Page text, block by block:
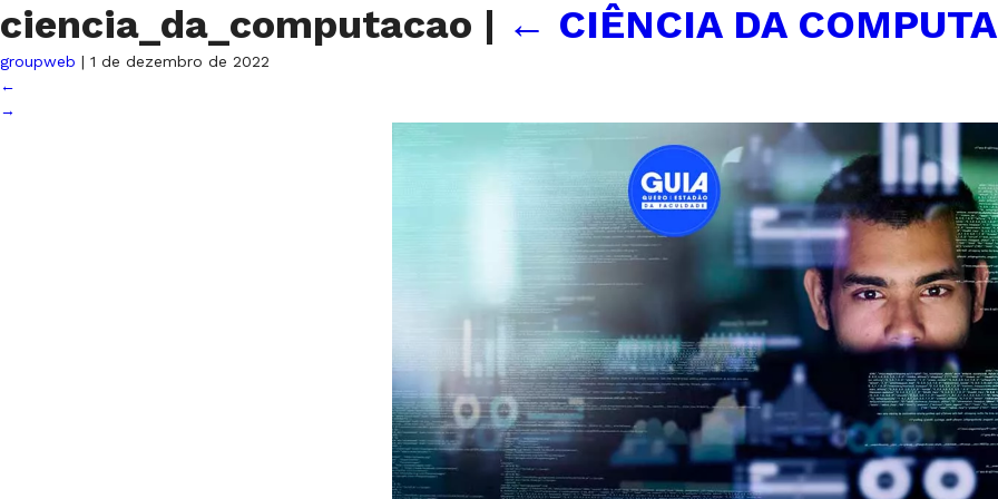
ciencia_da_computacao | ← CIÊNCIA DA
groupweb | 1 de dezembro de 2022
←
→